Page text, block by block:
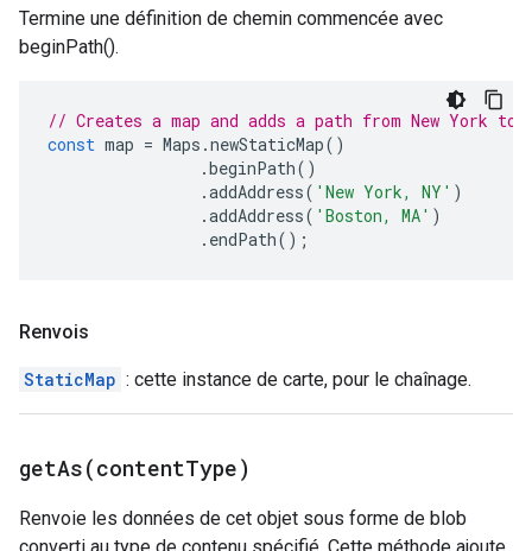
Termine une définition de chemin commencée avec
beginPath().
// Creates a map and adds a path from New York to
const map = Maps .newStaticMap()
.beginPath()
.addAddress( 'New York, NY' )
.addAddress( 'Boston, MA' )
. endPath();
Renvois
StaticMap : cette instance de carte, pour le chaînage.
getAs(contentType)
Renvoie les données de cet objet sous forme de blob